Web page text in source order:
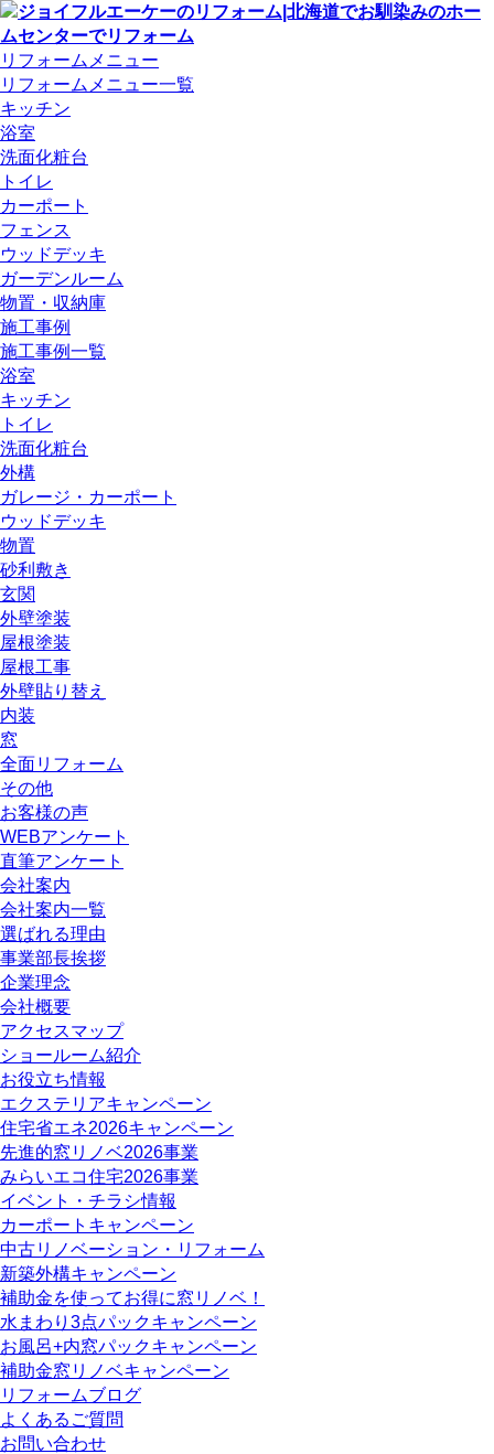
リフォームメニュー
リフォームメニュー一覧
キッチン
浴室
洗面化粧台
トイレ
カーポート
フェンス
ウッドデッキ
ガーデンルーム
物置・収納庫
施工事例
施工事例一覧
浴室
キッチン
トイレ
洗面化粧台
外構
ガレージ・カーポート
ウッドデッキ
物置
砂利敷き
玄関
外壁塗装
屋根塗装
屋根工事
外壁貼り替え
内装
窓
全面リフォーム
その他
お客様の声
WEBアンケート
直筆アンケート
会社案内
会社案内一覧
選ばれる理由
事業部長挨拶
企業理念
会社概要
アクセスマップ
ショールーム紹介
お役立ち情報
エクステリアキャンペーン
住宅省エネ2026キャンペーン
先進的窓リノベ2026事業
みらいエコ住宅2026事業
イベント・チラシ情報
カーポートキャンペーン
中古リノベーション・リフォーム
新築外構キャンペーン
補助金を使ってお得に窓リノベ！
水まわり3点パックキャンペーン
お風呂+内窓パックキャンペーン
補助金窓リノベキャンペーン
リフォームブログ
よくあるご質問
お問い合わせ